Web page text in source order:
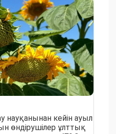
науқанынан кейін ауыл
өндірушілер ұлттық